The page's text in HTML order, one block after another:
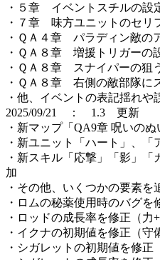
・５章 イベントスチルの設
・７章 味方ユニットのセリ
・ＱＡ４章 パラディン敵の
・ＱＡ８章 増援トリガーの
・ＱＡ８章 スナイパーの狙
・ＱＡ８章 右側の敵部隊に
・他、イベントの表記揺れや
2025/09/21 ： 1.3 更新
・新マップ「QA9章 呪いの
・新ユニット「ハート」、
・新スキル「応撃」「影」
加
・その他、いくつかの要素を
・ロムの秘薬使用時のバグを
・ロッドの成長率を修正（力
・イクナの初期値を修正（守
・シガレットの初期値を修正